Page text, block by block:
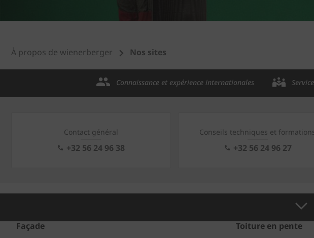
À propos de wienerberger Nos sites
Connaissance et expérience internationales
Contact général
+32 56 24 96 38
Conseils techniques et
+32 56 24 96 27
Façade
Toiture en pente